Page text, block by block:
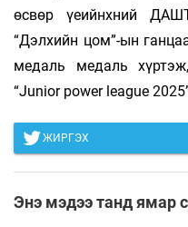
өсвөр үеийнхний
“Дэлхийн цом”-ын
медаль медаль
“Junior power league
ЖИРГЭХ
Энэ мэдээ танд ямар